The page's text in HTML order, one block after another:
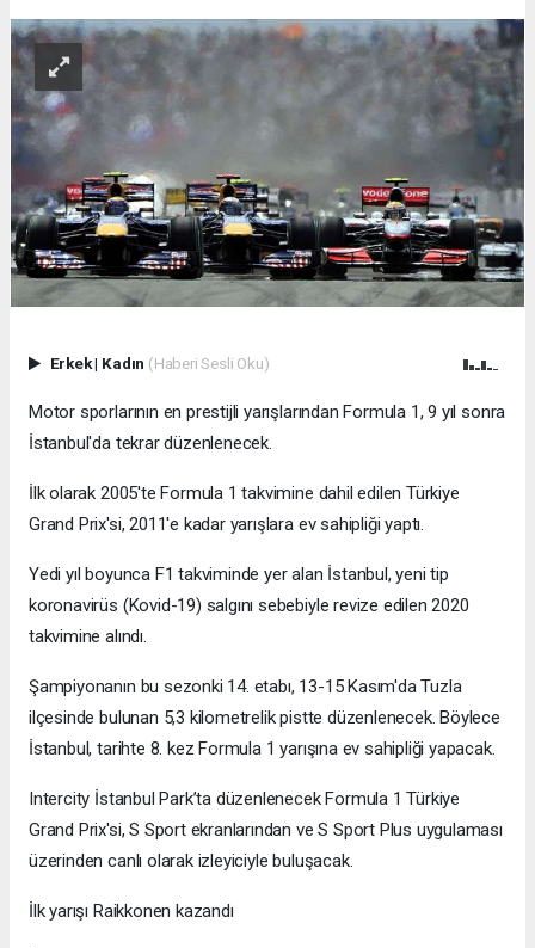
Erkek| Kadın (Haberi Sesli Oku)
Motor sporlarının en prestijli yarışlarından Formula 1, 9 yıl sonra
İstanbul'da tekrar düzenlenecek.
İlk olarak 2005'te Formula 1 takvimine dahil edilen Türkiye
Grand Prix'si, 2011'e kadar yarışlara ev sahipliği yaptı.
Yedi yıl boyunca F1 takviminde yer alan İstanbul, yeni tip
koronavirüs (Kovid-19) salgını sebebiyle revize edilen 2020
takvimine alındı.
Şampiyonanın bu sezonki 14. etabı, 13-15 Kasım'da Tuzla
ilçesinde bulunan 5,3 kilometrelik pistte düzenlenecek. Böylece
İstanbul, tarihte 8. kez Formula 1 yarışına ev sahipliği yapacak.
Intercity İstanbul Park’ta düzenlenecek Formula 1 Türkiye
Grand Prix'si, S Sport ekranlarından ve S Sport Plus uygulaması
üzerinden canlı olarak izleyiciyle buluşacak.
İlk yarışı Raikkonen kazandı